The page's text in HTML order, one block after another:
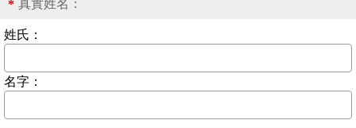
* 真實姓名：
姓氏：
名字：